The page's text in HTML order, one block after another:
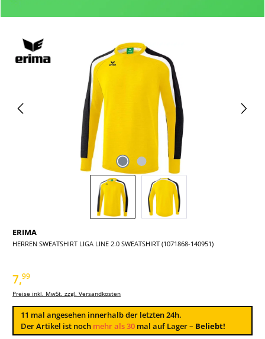
Bildergalerie überspringen
ERIMA
HERREN SWEATSHIRT LIGA LINE 2.0 SWEATSHIRT (1071868-140951)
7,99
Preise inkl. MwSt. zzgl. Versandkosten
11 mal angesehen innerhalb der letzten 24h.
Der Artikel ist noch mehr als 30 mal auf Lager – Beliebt!